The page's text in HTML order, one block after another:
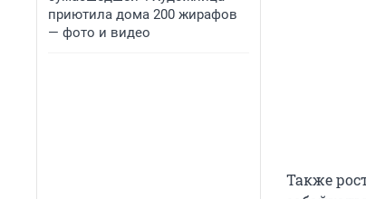
приютила дома 200 жирафов
— фото и видео
Также